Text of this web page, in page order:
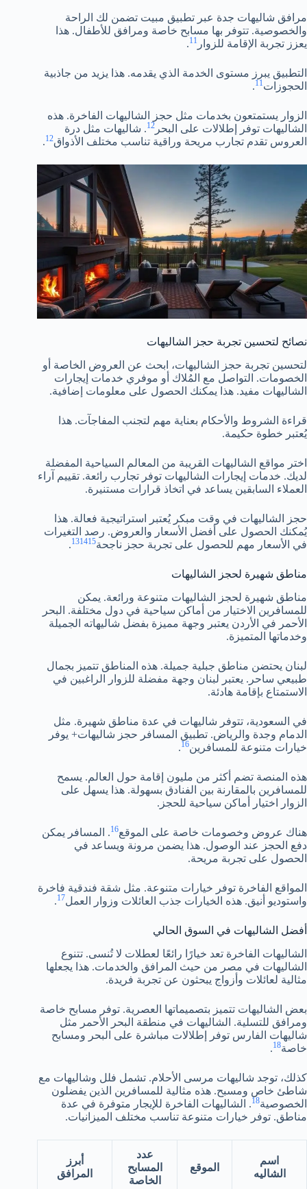
مرافق شاليهات جدة عبر تطبيق مبيت تضمن لك الراحة
والخصوصية. تتوفر بها مسابح خاصة ومرافق للأطفال. هذا
يعزز تجربة الإقامة للزوار 11
.
التطبيق يبرز مستوى الخدمة الذي يقدمه. هذا يزيد من جاذبية
الحجوزات11
.
الزوار يستمتعون بخدمات مثل حجز الشاليهات الفاخرة. هذه
الشاليهات توفر إطلالات على البحر 12. شاليهات مثل درة
العروس تقدم تجارب مريحة وراقية تناسب مختلف الأذواق12
.
نصائح لتحسين تجربة حجز الشاليهات
لتحسين تجربة حجز الشاليهات، ابحث عن العروض الخاصة أو
الخصومات. التواصل مع المُلاك أو موفري خدمات إيجارات
الشاليهات مفيد. هذا يمكنك الحصول على معلومات إضافية.
قراءة الشروط والأحكام بعناية مهم لتجنب المفاجآت. هذا
يُعتبر خطوة حكيمة.
اختر مواقع الشاليهات القريبة من المعالم السياحية المفضلة
لديك. خدمات إيجارات الشاليهات توفر تجارب رائعة. تقييم آراء
العملاء السابقين يساعد في اتخاذ قرارات مستنيرة.
حجز الشاليهات في وقت مبكر يُعتبر استراتيجية فعالة. هذا
يُمكنك الحصول على أفضل الأسعار والعروض. رصد التغيرات
في الأسعار مهم للحصول على تجربة حجز ناجحة
131415
.
مناطق شهيرة لحجز الشاليهات
مناطق شهيرة لحجز الشاليهات متنوعة ورائعة. يمكن
للمسافرين الاختيار من أماكن سياحية في دول مختلفة. البحر
الأحمر في الأردن يعتبر وجهة مميزة بفضل شاليهاته الجميلة
وخدماتها المتميزة.
لبنان يحتضن مناطق جبلية جميلة. هذه المناطق تتميز بجمال
طبيعي ساحر. يعتبر لبنان وجهة مفضلة للزوار الراغبين في
الاستمتاع بإقامة هادئة.
في السعودية، تتوفر شاليهات في عدة مناطق شهيرة. مثل
الدمام وجدة والرياض. تطبيق المسافر حجز شاليهات+ يوفر
خيارات متنوعة للمسافرين16
.
هذه المنصة تضم أكثر من مليون إقامة حول العالم. يسمح
للمسافرين بالمقارنة بين الفنادق بسهولة. هذا يسهل على
الزوار اختيار أماكن سياحية للحجز.
هناك عروض وخصومات خاصة على الموقع16. المسافر يمكن
دفع الحجز عند الوصول. هذا يضمن مرونة ويساعد في
الحصول على تجربة مريحة.
المواقع الفاخرة توفر خيارات متنوعة. مثل شقة فندقية فاخرة
واستوديو أنيق. هذه الخيارات جذب العائلات وزوار العمل17
.
أفضل الشاليهات في السوق الحالي
الشاليهات الفاخرة تعد خيارًا رائعًا لعطلات لا تُنسى. تتنوع
الشاليهات في مصر من حيث المرافق والخدمات. هذا يجعلها
مثالية لعائلات وأزواج يبحثون عن تجربة فريدة.
بعض الشاليهات تتميز بتصميماتها العصرية. توفر مسابح خاصة
ومرافق للتسلية. الشاليهات في منطقة البحر الأحمر مثل
شاليهات الفارس توفر إطلالات مباشرة على البحر ومسابح
خاصة18
.
كذلك، توجد شاليهات مرسى الأحلام. تشمل فلل وشاليهات مع
شاطئ خاص ومسبح. هذه مثالية للمسافرين الذين يفضلون
الخصوصية18. الشاليهات الفاخرة للإيجار متوفرة في عدة
مناطق. توفر خيارات متنوعة تناسب مختلف الميزانيات.
اسم
الشاليه
الموقع
عدد
المسابح
الخاصة
أبرز
المرافق